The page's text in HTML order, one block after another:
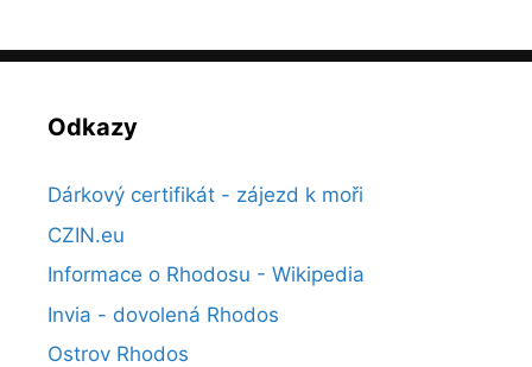
Odkazy
Dárkový certifikát - zájezd k moři
CZIN.eu
Informace o Rhodosu - Wikipedia
Invia - dovolená Rhodos
Ostrov Rhodos